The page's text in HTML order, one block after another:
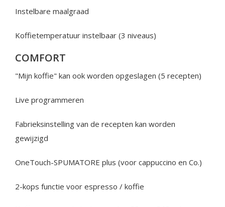
Instelbare maalgraad
Koffietemperatuur instelbaar (3 niveaus)
COMFORT
"Mijn koffie" kan ook worden opgeslagen (5 recepten)
Live programmeren
Fabrieksinstelling van de recepten kan worden
gewijzigd
OneTouch-SPUMATORE plus (voor cappuccino en Co.)
2-kops functie voor espresso / koffie